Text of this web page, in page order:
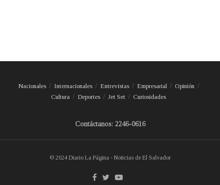
Nacionales Internacionales Entrevistas Empresarial
Opinión
Cultura
Deportes Jet Set Curiosidades
Contáctanos: 2246-0616
© 2024 Diario La Página - Noticias de El Salvador